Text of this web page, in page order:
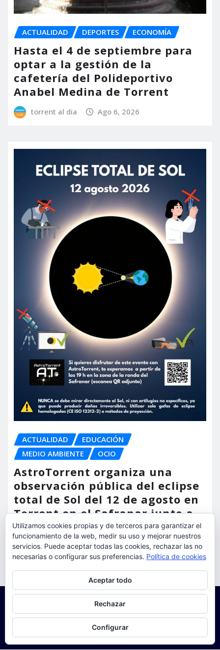
ACTUALIDAD DEPORTES ECONOMÍA
Hasta el 4 de septiembre para
optar a la gestión de la
cafetería del Polideportivo
Anabel Medina de Torrent
torrent al dia Ago 6, 2026
ACTUALIDAD
EDUCACIÓN
MEDIO AMBIENTE
OCIO
AstroTorrent organiza una
observación pública del eclipse
total de Sol del 12 de agosto en
Torrent en el Safranar junto a
las vías del AVE
torrent al dia Ago 5, 2026
Utilizamos cookies propias y de terceros para garantizar el
funcionamiento de la web, medir su uso y mejorar nuestros
servicios. Puede aceptar todas las cookies, rechazar las no
necesarias o configurar sus preferencias. Política de cookies
Aceptar todo
Rechazar
Configurar
Para obtener más información, incluido cómo gestionar las cookies,